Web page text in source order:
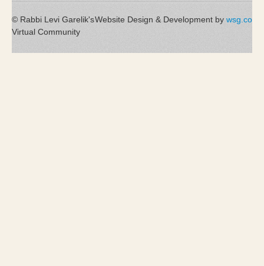
Website Design & Development by wsg.co
© Rabbi Levi Garelik's
Virtual Community